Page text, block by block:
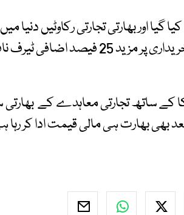
فیصد ٹیرف عائد کیا گیا اور بھارتی تجارتی رکاوٹیں
بلند قرار پائیں۔ اگست 2025 کو روسی تیل کی خریداری پر مزید
کے ساتھ تجارتی معاہدے کے بھارتی
بھی بھارت ہی مالی قیمت ادا کر رہا